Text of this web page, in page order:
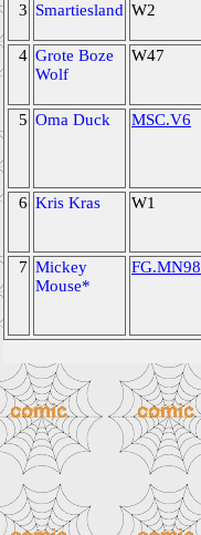
3 Smartiesland W2
4 Grote Boze
Wolf
W47
5 Oma Duck MSC.V6
6 Kris Kras W1
7 Mickey
Mouse*
FG.MN98